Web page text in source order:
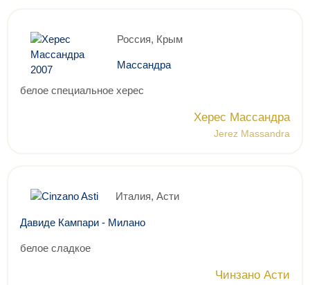
Россия, Крым
Массандра
белое специальное херес
Херес Массандра
Jerez Massandra
Италия, Асти
Давиде Кампари - Милано
белое сладкое
Чинзано Асти